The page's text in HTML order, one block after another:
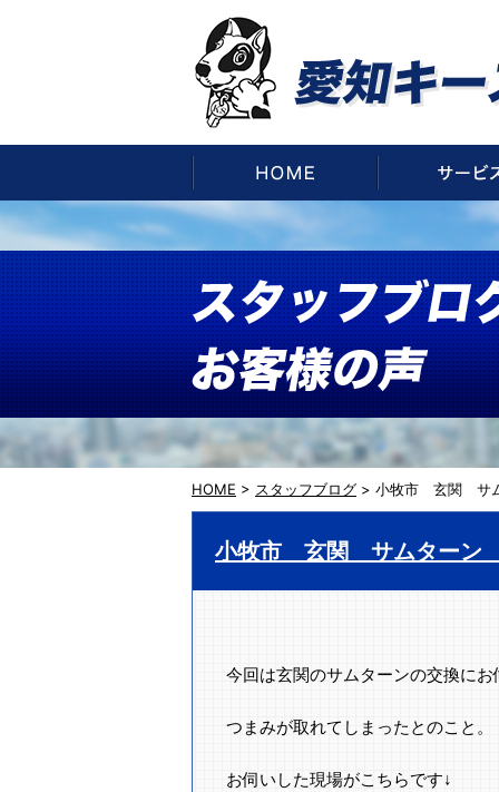
HOME
HOME > スタッフブログ > 小牧市 玄関 サ
小牧市 玄関 サムターン
今回は玄関のサムターンの交換に
つまみが取れてしまったとのこと。
お伺いした現場がこちらです↓